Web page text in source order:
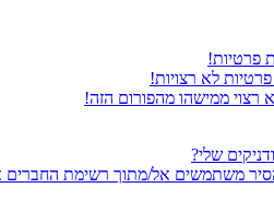
פרטיות!
לא רצויות!
רצוי ממישהו מהפורום הזה!
שלי?
משתמשים אל/מתוך רשימת החברים